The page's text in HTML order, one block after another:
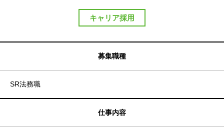
キャリア採用
募集職種
SR法務職
仕事内容